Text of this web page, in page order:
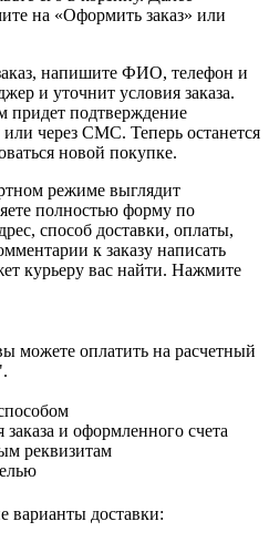
на «Оформить заказ» или
напишите ФИО, телефон и
и уточнит условия заказа.
придет подтверждение
через СМС. Теперь останется
новой покупке.
режиме выглядит
полностью форму по
способ доставки, оплаты,
к заказу написать
курьеру вас найти. Нажмите
можете оплатить на расчетный
и оформленного счета
реквизитам
варианты доставки: